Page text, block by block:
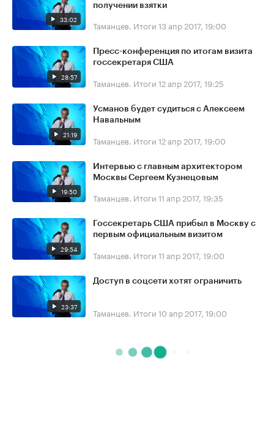
33:02
получении взятки
Таманцев. Итоги 13 апр 2017, 19:00
28:57
Пресс-конференция по итогам визита
госсекретаря США
Таманцев. Итоги 12 апр 2017, 19:25
21:19
Усманов будет судиться с Алексеем
Навальным
Таманцев. Итоги 12 апр 2017, 19:00
19:50
Интервью с главным архитектором
Москвы Сергеем Кузнецовым
Таманцев. Итоги 11 апр 2017, 19:35
29:54
Госсекретарь США прибыл в Москву с
первым официальным визитом
Таманцев. Итоги 11 апр 2017, 19:00
23:37
Доступ в соцсети хотят ограничить
Таманцев. Итоги 10 апр 2017, 19:00